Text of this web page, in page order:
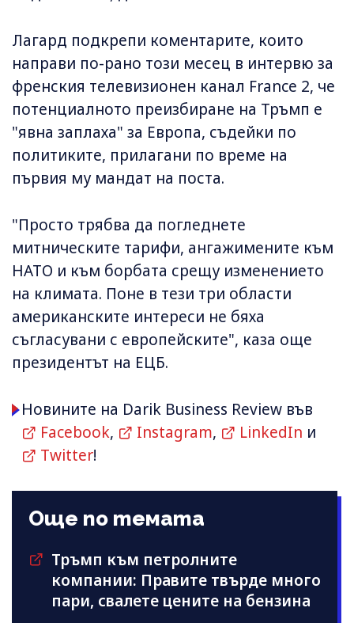
Лагард подкрепи коментарите, които
направи по-рано този месец в интервю за
френския телевизионен канал France 2, че
потенциалното преизбиране на Тръмп е
"явна заплаха" за Европа, съдейки по
политиките, прилагани по време на
първия му мандат на поста.
"Просто трябва да погледнете
митническите тарифи, ангажимените към
НАТО и към борбата срещу изменението
на климата. Поне в тези три области
американските интереси не бяха
съгласувани с европейските", каза още
президентът на ЕЦБ.
Новините на Darik Business Review във
Facebook, Instagram, LinkedIn и
Twitter!
Още по темата
Тръмп към петролните
компании: Правите твърде много
пари, свалете цените на бензина